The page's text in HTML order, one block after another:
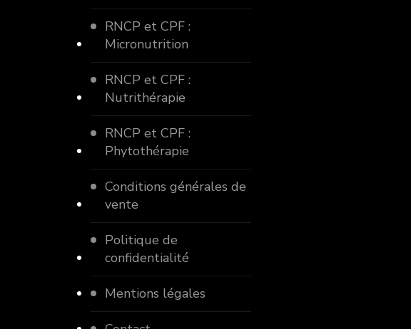
RNCP et CPF :
Micronutrition
RNCP et CPF :
Nutrithérapie
RNCP et CPF :
Phytothérapie
Conditions générales de
vente
Politique de
confidentialité
Mentions légales